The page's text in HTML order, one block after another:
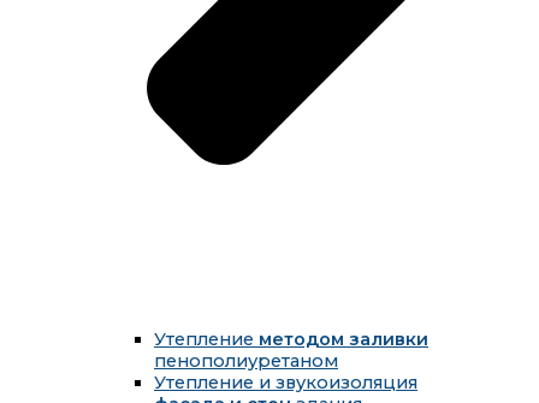
Утепление методом заливки
пенополиуретаном
Утепление и звукоизоляция